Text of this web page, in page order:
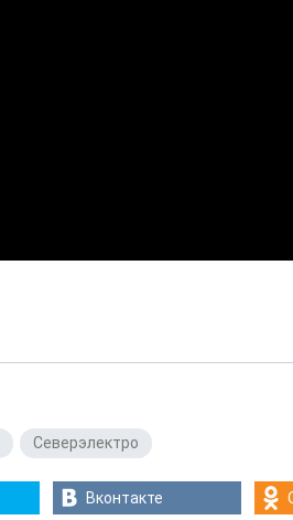
Северэлектро
Вконтакте